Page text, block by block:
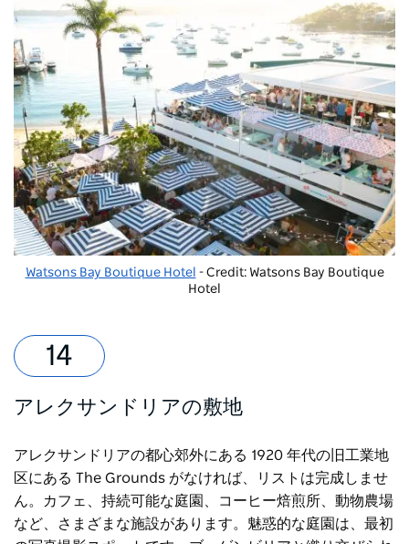
Watsons Bay Boutique Hotel - Credit: Watsons Bay Boutique
Hotel
アレクサンドリアの敷地
アレクサンドリアの都心郊外にある 1920 年代の旧工業地
区にある The Grounds がなければ、リストは完成しませ
ん。カフェ、持続可能な庭園、コーヒー焙煎所、動物農場
など、さまざまな施設があります。魅惑的な庭園は、最初